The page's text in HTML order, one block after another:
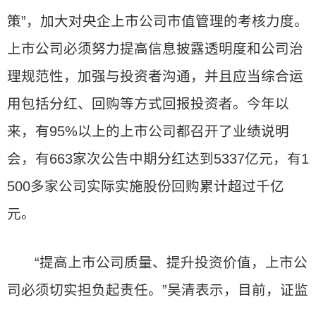
策”，加大对央企上市公司市值管理的考核力度。
上市公司必须努力提高信息披露透明度和公司治
理规范性，加强与投资者沟通，并且应当综合运
用包括分红、回购等方式回报投资者。今年以
来，有95%以上的上市公司都召开了业绩说明
会，有663家次公告中期分红达到5337亿元，有1
500多家公司实际实施股份回购累计超过千亿
元。
“提高上市公司质量、提升投资价值，上市公
司必须切实担负起责任。”吴清表示，目前，证监